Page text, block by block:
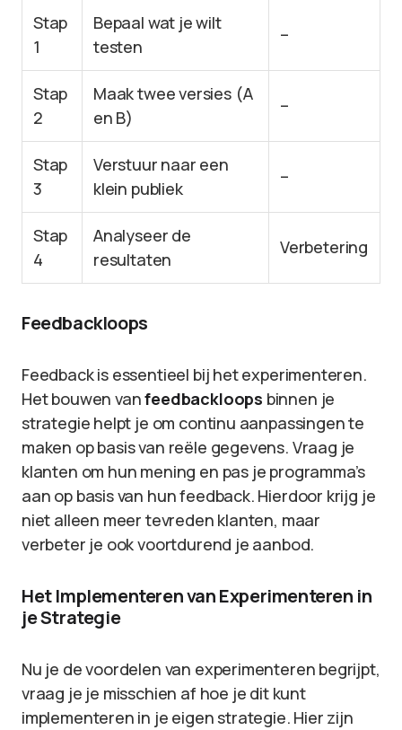
Stap
1
Bepaal wat je wilt
testen
–
Stap
2
Maak twee versies (A
en B)
–
Stap
3
Verstuur naar een
klein publiek
–
Stap
4
Analyseer de
resultaten
Verbetering
Feedbackloops
Feedback is essentieel bij het experimenteren.
Het bouwen vanfeedbackloops binnen je
strategie helpt je om continu aanpassingen te
maken op basis van reële gegevens. Vraag je
klanten om hun mening en pas je programma’s
aan op basis van hun feedback. Hierdoor krijg je
niet alleen meer tevreden klanten, maar
verbeter je ook voortdurend je aanbod.
Het Implementeren van Experimenteren in
je Strategie
Nu je de voordelen van experimenteren begrijpt,
vraag je je misschien af hoe je dit kunt
implementeren in je eigen strategie. Hier zijn